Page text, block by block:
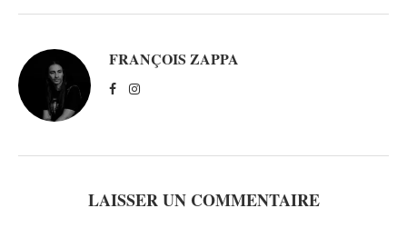
FRANÇOIS ZAPPA
LAISSER UN COMMENTAIRE